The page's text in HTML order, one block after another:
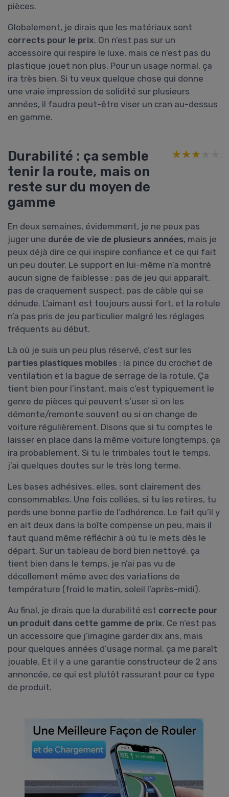
pièces.
Globalement, je dirais que les matériaux sont
corrects pour le prix. On n’est pas sur un
accessoire qui respire le luxe, mais ce n’est pas du
plastique jouet non plus. Pour un usage normal, ça
ira très bien. Si tu veux quelque chose qui donne
une vraie impression de solidité sur plusieurs
années, il faudra peut-être viser un cran au-dessus
en gamme.
Durabilité : ça semble
tenir la route, mais on
reste sur du moyen de
gamme
★★★★★
★★★★★
En deux semaines, évidemment, je ne peux pas
juger une durée de vie de plusieurs années, mais je
peux déjà dire ce qui inspire confiance et ce qui fait
un peu douter. Le support en lui-même n’a montré
aucun signe de faiblesse : pas de jeu qui apparaît,
pas de craquement suspect, pas de câble qui se
dénude. L’aimant est toujours aussi fort, et la rotule
n’a pas pris de jeu particulier malgré les réglages
fréquents au début.
Là où je suis un peu plus réservé, c’est sur les
parties plastiques mobiles : la pince du crochet de
ventilation et la bague de serrage de la rotule. Ça
tient bien pour l’instant, mais c’est typiquement le
genre de pièces qui peuvent s’user si on les
démonte/remonte souvent ou si on change de
voiture régulièrement. Disons que si tu comptes le
laisser en place dans la même voiture longtemps, ça
ira probablement. Si tu le trimbales tout le temps,
j’ai quelques doutes sur le très long terme.
Les bases adhésives, elles, sont clairement des
consommables. Une fois collées, si tu les retires, tu
perds une bonne partie de l’adhérence. Le fait qu’il y
en ait deux dans la boîte compense un peu, mais il
faut quand même réfléchir à où tu le mets dès le
départ. Sur un tableau de bord bien nettoyé, ça
tient bien dans le temps, je n’ai pas vu de
décollement même avec des variations de
température (froid le matin, soleil l’après-midi).
Au final, je dirais que la durabilité est correcte pour
un produit dans cette gamme de prix. Ce n’est pas
un accessoire que j’imagine garder dix ans, mais
pour quelques années d’usage normal, ça me paraît
jouable. Et il y a une garantie constructeur de 2 ans
annoncée, ce qui est plutôt rassurant pour ce type
de produit.